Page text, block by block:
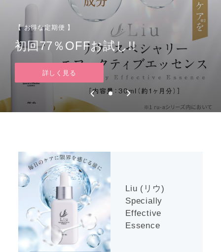
【 お得な定期便 】
初回77％OFFお試し!!
詳しく見る
Liu (リウ)
Specially
Effective
Essence